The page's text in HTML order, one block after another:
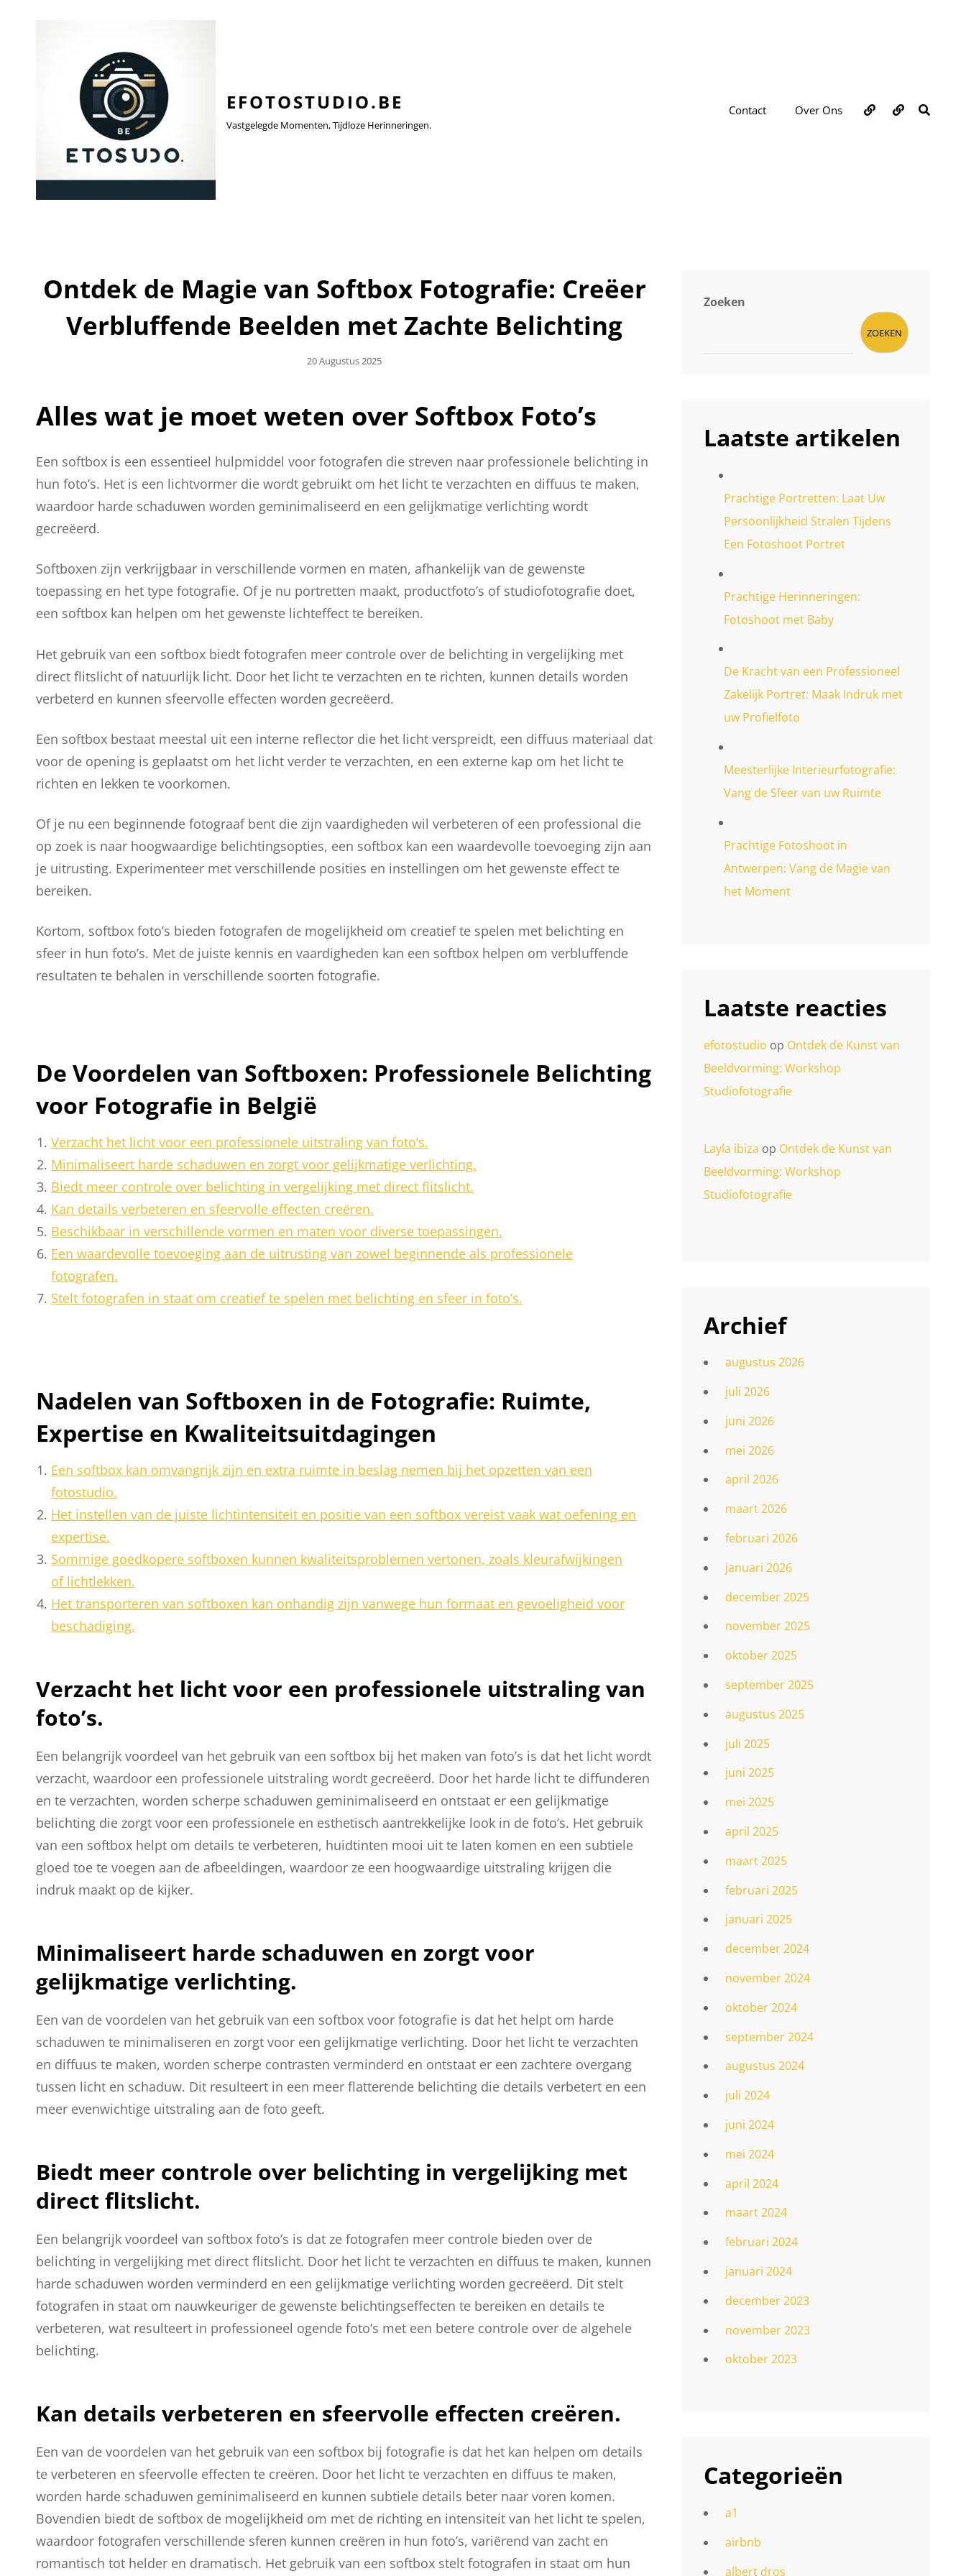
EFOTOSTUDIO.BE
Vastgelegde Momenten, Tijdloze Herinneringen.
Contact Over Ons Over
ons
Contact
Ontdek de Magie van Softbox Fotografie: Creëer
Verbluffende Beelden met Zachte Belichting
Geplaatst
20 Augustus 2025
Alles wat je moet weten over Softbox Foto’s
Een softbox is een essentieel hulpmiddel voor fotografen die streven naar professionele belichting in
hun foto’s. Het is een lichtvormer die wordt gebruikt om het licht te verzachten en diffuus te maken,
waardoor harde schaduwen worden geminimaliseerd en een gelijkmatige verlichting wordt
gecreëerd.
Softboxen zijn verkrijgbaar in verschillende vormen en maten, afhankelijk van de gewenste
toepassing en het type fotografie. Of je nu portretten maakt, productfoto’s of studiofotografie doet,
een softbox kan helpen om het gewenste lichteffect te bereiken.
Het gebruik van een softbox biedt fotografen meer controle over de belichting in vergelijking met
direct flitslicht of natuurlijk licht. Door het licht te verzachten en te richten, kunnen details worden
verbeterd en kunnen sfeervolle effecten worden gecreëerd.
Een softbox bestaat meestal uit een interne reflector die het licht verspreidt, een diffuus materiaal dat
voor de opening is geplaatst om het licht verder te verzachten, en een externe kap om het licht te
richten en lekken te voorkomen.
Of je nu een beginnende fotograaf bent die zijn vaardigheden wil verbeteren of een professional die
op zoek is naar hoogwaardige belichtingsopties, een softbox kan een waardevolle toevoeging zijn aan
je uitrusting. Experimenteer met verschillende posities en instellingen om het gewenste effect te
bereiken.
Kortom, softbox foto’s bieden fotografen de mogelijkheid om creatief te spelen met belichting en
sfeer in hun foto’s. Met de juiste kennis en vaardigheden kan een softbox helpen om verbluffende
resultaten te behalen in verschillende soorten fotografie.
De Voordelen van Softboxen: Professionele Belichting
voor Fotografie in België
Verzacht het licht voor een professionele uitstraling van foto’s.
Minimaliseert harde schaduwen en zorgt voor gelijkmatige verlichting.
Biedt meer controle over belichting in vergelijking met direct flitslicht.
Kan details verbeteren en sfeervolle effecten creëren.
Beschikbaar in verschillende vormen en maten voor diverse toepassingen.
Een waardevolle toevoeging aan de uitrusting van zowel beginnende als professionele
fotografen.
Stelt fotografen in staat om creatief te spelen met belichting en sfeer in foto’s.
Nadelen van Softboxen in de Fotografie: Ruimte,
Expertise en Kwaliteitsuitdagingen
Een softbox kan omvangrijk zijn en extra ruimte in beslag nemen bij het opzetten van een
fotostudio.
Het instellen van de juiste lichtintensiteit en positie van een softbox vereist vaak wat oefening en
expertise.
Sommige goedkopere softboxen kunnen kwaliteitsproblemen vertonen, zoals kleurafwijkingen
of lichtlekken.
Het transporteren van softboxen kan onhandig zijn vanwege hun formaat en gevoeligheid voor
beschadiging.
Verzacht het licht voor een professionele uitstraling van
foto’s.
Een belangrijk voordeel van het gebruik van een softbox bij het maken van foto’s is dat het licht wordt
verzacht, waardoor een professionele uitstraling wordt gecreëerd. Door het harde licht te diffunderen
en te verzachten, worden scherpe schaduwen geminimaliseerd en ontstaat er een gelijkmatige
belichting die zorgt voor een professionele en esthetisch aantrekkelijke look in de foto’s. Het gebruik
van een softbox helpt om details te verbeteren, huidtinten mooi uit te laten komen en een subtiele
gloed toe te voegen aan de afbeeldingen, waardoor ze een hoogwaardige uitstraling krijgen die
indruk maakt op de kijker.
Minimaliseert harde schaduwen en zorgt voor
gelijkmatige verlichting.
Een van de voordelen van het gebruik van een softbox voor fotografie is dat het helpt om harde
schaduwen te minimaliseren en zorgt voor een gelijkmatige verlichting. Door het licht te verzachten
en diffuus te maken, worden scherpe contrasten verminderd en ontstaat er een zachtere overgang
tussen licht en schaduw. Dit resulteert in een meer flatterende belichting die details verbetert en een
meer evenwichtige uitstraling aan de foto geeft.
Biedt meer controle over belichting in vergelijking met
direct flitslicht.
Een belangrijk voordeel van softbox foto’s is dat ze fotografen meer controle bieden over de
belichting in vergelijking met direct flitslicht. Door het licht te verzachten en diffuus te maken, kunnen
harde schaduwen worden verminderd en een gelijkmatige verlichting worden gecreëerd. Dit stelt
fotografen in staat om nauwkeuriger de gewenste belichtingseffecten te bereiken en details te
verbeteren, wat resulteert in professioneel ogende foto’s met een betere controle over de algehele
belichting.
Kan details verbeteren en sfeervolle effecten creëren.
Een van de voordelen van het gebruik van een softbox bij fotografie is dat het kan helpen om details
te verbeteren en sfeervolle effecten te creëren. Door het licht te verzachten en diffuus te maken,
worden harde schaduwen geminimaliseerd en kunnen subtiele details beter naar voren komen.
Bovendien biedt de softbox de mogelijkheid om met de richting en intensiteit van het licht te spelen,
waardoor fotografen verschillende sferen kunnen creëren in hun foto’s, variërend van zacht en
romantisch tot helder en dramatisch. Het gebruik van een softbox stelt fotografen in staat om hun
Zoeken
ZOEKEN
Laatste artikelen
Prachtige Portretten: Laat Uw
Persoonlijkheid Stralen Tijdens
Een Fotoshoot Portret
Prachtige Herinneringen:
Fotoshoot met Baby
De Kracht van een Professioneel
Zakelijk Portret: Maak Indruk met
uw Profielfoto
Meesterlijke Interieurfotografie:
Vang de Sfeer van uw Ruimte
Prachtige Fotoshoot in
Antwerpen: Vang de Magie van
het Moment
Laatste reacties
efotostudio op Ontdek de Kunst van
Beeldvorming: Workshop
Studiofotografie
Layla ibiza op Ontdek de Kunst van
Beeldvorming: Workshop
Studiofotografie
Archief
augustus 2026
juli 2026
juni 2026
mei 2026
april 2026
maart 2026
februari 2026
januari 2026
december 2025
november 2025
oktober 2025
september 2025
augustus 2025
juli 2025
juni 2025
mei 2025
april 2025
maart 2025
februari 2025
januari 2025
december 2024
november 2024
oktober 2024
september 2024
augustus 2024
juli 2024
juni 2024
mei 2024
april 2024
maart 2024
februari 2024
januari 2024
december 2023
november 2023
oktober 2023
Categorieën
a1
airbnb
albert dros